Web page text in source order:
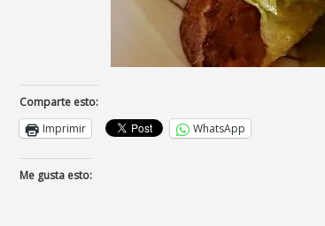
Comparte esto:
Imprimir
WhatsApp
Me gusta esto: